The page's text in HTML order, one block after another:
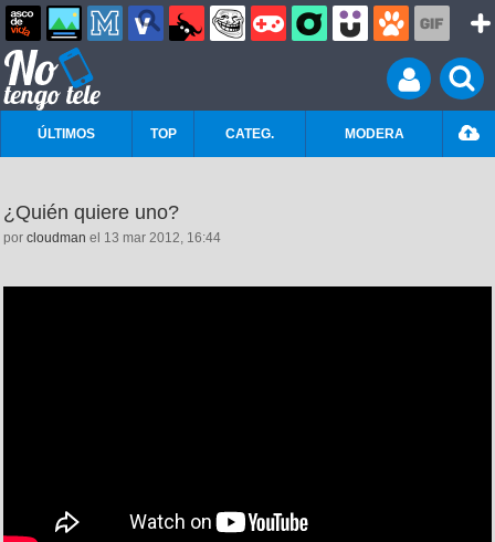
ÚLTIMOS TOP CATEG. MODERA
¿Quién quiere uno?
por cloudman el 13 mar 2012, 16:44